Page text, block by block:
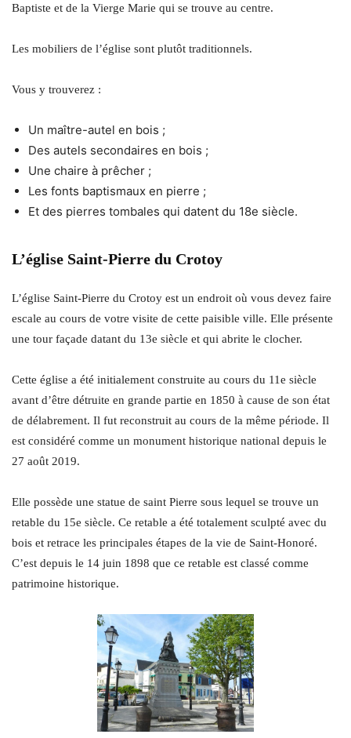
Baptiste et de la Vierge Marie qui se trouve au centre.
Les mobiliers de l’église sont plutôt traditionnels.
Vous y trouverez :
Un maître-autel en bois ;
Des autels secondaires en bois ;
Une chaire à prêcher ;
Les fonts baptismaux en pierre ;
Et des pierres tombales qui datent du 18e siècle.
L’église Saint-Pierre du Crotoy
L’église Saint-Pierre du Crotoy est un endroit où vous devez faire
escale au cours de votre visite de cette paisible ville. Elle présente
une tour façade datant du 13e siècle et qui abrite le clocher.
Cette église a été initialement construite au cours du 11e siècle
avant d’être détruite en grande partie en 1850 à cause de son état
de délabrement. Il fut reconstruit au cours de la même période. Il
est considéré comme un monument historique national depuis le
27 août 2019.
Elle possède une statue de saint Pierre sous lequel se trouve un
retable du 15e siècle. Ce retable a été totalement sculpté avec du
bois et retrace les principales étapes de la vie de Saint-Honoré.
C’est depuis le 14 juin 1898 que ce retable est classé comme
patrimoine historique.